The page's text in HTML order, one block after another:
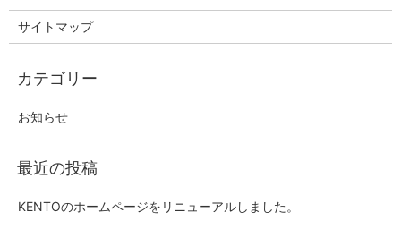
サイトマップ
お知らせ
KENTOのホームページをリニューアルしました。